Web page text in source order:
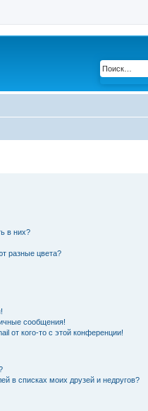
в них?
разные цвета?
сообщения!
от кого-то с этой конференции!
в списках моих друзей и недругов?